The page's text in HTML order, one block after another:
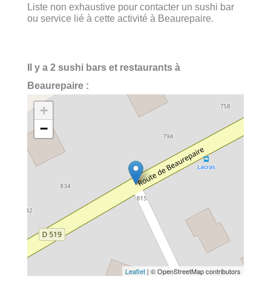
Liste non exhaustive pour contacter un sushi bar
ou service lié à cette activité à Beaurepaire.
Il y a 2 sushi bars et restaurants à
Beaurepaire :
+
−
Leaflet | © OpenStreetMap contributors